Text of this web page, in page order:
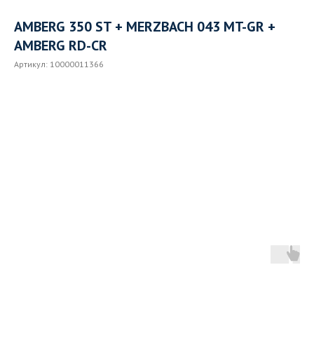
AMBERG 350 ST + MERZBACH 043 MT-GR +
AMBERG RD-CR
Артикул: 10000011366